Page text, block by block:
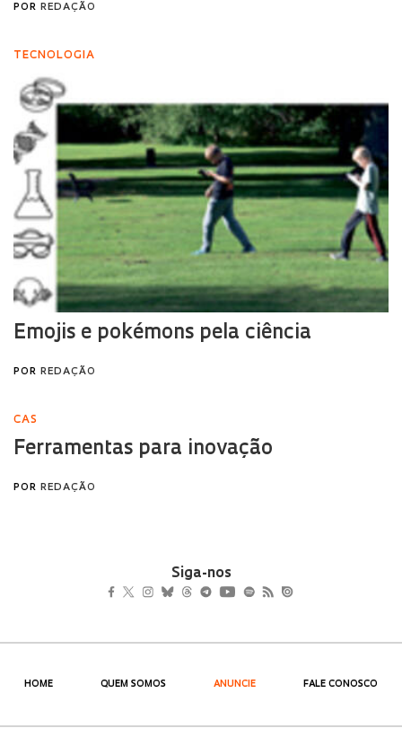
Siga-nos
HOME QUEM SOMOS ANUNCIE FALE CONOSCO